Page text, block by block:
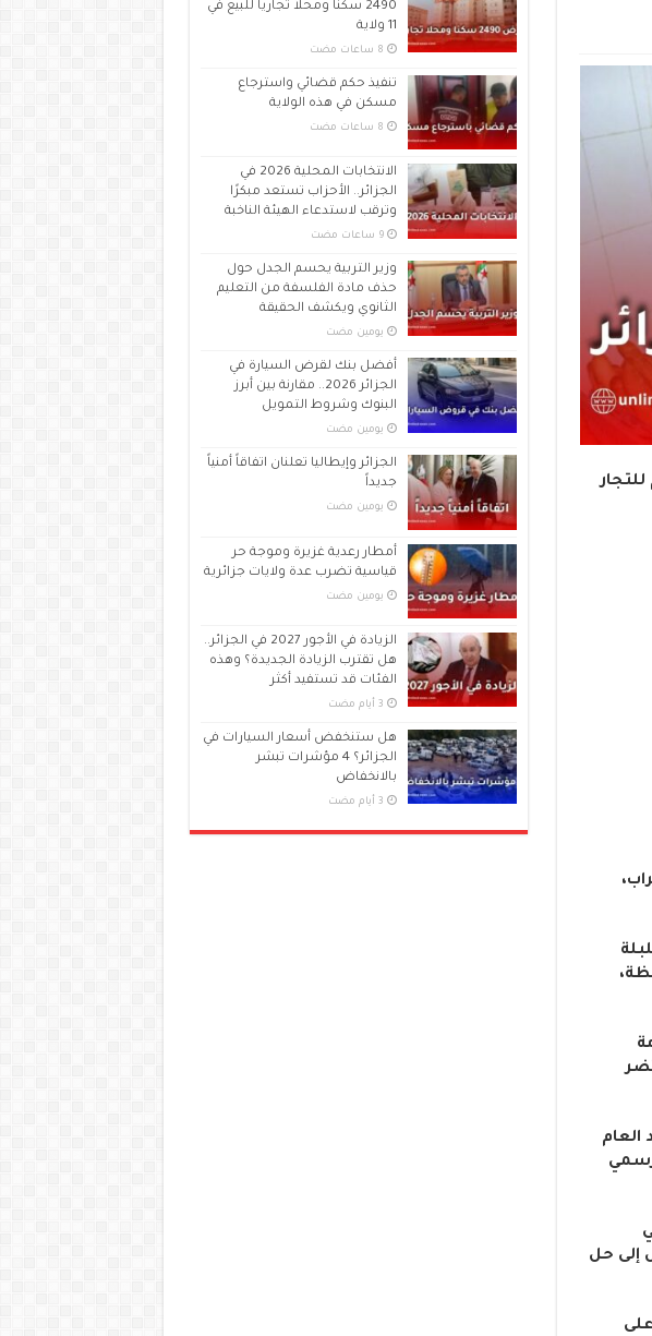
العام
إلى حل
2490 سكناً ومحلاً تجارياً للبيع في
11 ولاية
تنفيذ حكم قضائي واسترجاع
مسكن في هذه الولاية
الانتخابات المحلية 2026 في
الجزائر.. الأحزاب تستعد مبكرًا
وترقب لاستدعاء الهيئة الناخبة
‏9 ساعات مضت
وزير التربية يحسم الجدل حول
حذف مادة الفلسفة من التعليم
الثانوي ويكشف الحقيقة
‏يومين مضت
أفضل بنك لقرض السيارة في
الجزائر 2026.. مقارنة بين أبرز
البنوك وشروط التمويل
‏يومين مضت
الجزائر وإيطاليا تعلنان اتفاقاً أمنياً
جديداً
‏يومين مضت
أمطار رعدية غزيرة وموجة حر
قياسية تضرب عدة ولايات جزائرية
‏يومين مضت
الزيادة في الأجور 2027 في الجزائر..
هل تقترب الزيادة الجديدة؟ وهذه
الفئات قد تستفيد أكثر
هل ستنخفض أسعار السيارات في
الجزائر؟ 4 مؤشرات تبشر
بالانخفاض